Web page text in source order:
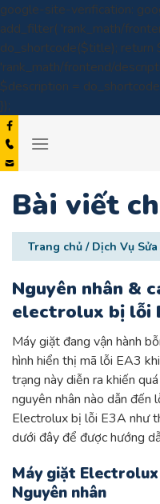
google-site-verification:
add_filter( 'rank_math/
do_shortcode($title); return
'rank_math/frontend/
$description =
});
to
content
Bài viết
Trang chủ / Dịch Vụ
Nguyên nhân &
electrolux bị lỗi
Máy giặt đang vận hành
hình hiển thị mã lỗi EA3
trạng này diễn ra khiến
nguyên nhân nào dẫn đến
Electrolux bị lỗi E3A như
dưới đây để được hướng
Máy giặt
Nguyên nhân